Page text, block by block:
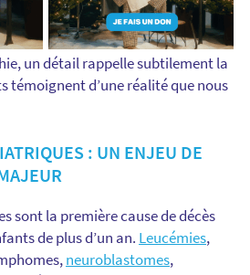
un détail rappelle subtilement la
témoignent d’une réalité que nous
: UN ENJEU DE
sont la première cause de décès
de plus d’un an. Leucémies,
neuroblastomes,